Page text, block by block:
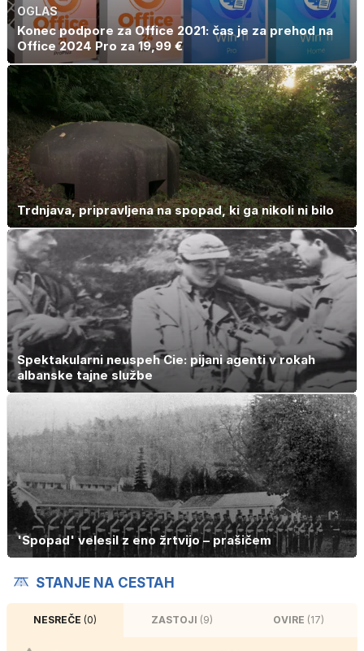
OGLAS
Konec podpore za Office 2021: čas je za prehod na
Office 2024 Pro za 19,99 €
Trdnjava, pripravljena na spopad, ki ga nikoli ni bilo
Spektakularni neuspeh Cie: pijani agenti v rokah
albanske tajne službe
'Spopad' velesil z eno žrtvijo – prašičem
STANJE NA CESTAH
NESREČE (0) ZASTOJI (9) OVIRE (17)